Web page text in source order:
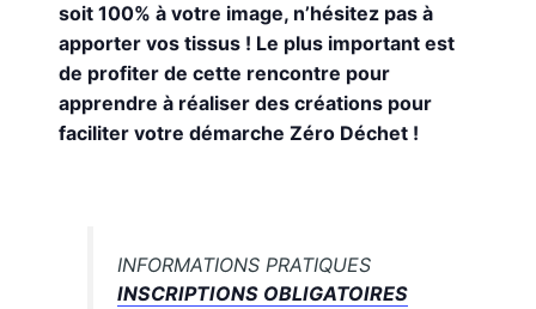
soit 100% à votre image, n’hésitez pas à
apporter vos tissus ! Le plus important est
de profiter de cette rencontre pour
apprendre à réaliser des créations pour
faciliter votre démarche Zéro Déchet !
INFORMATIONS PRATIQUES
INSCRIPTIONS OBLIGATOIRES